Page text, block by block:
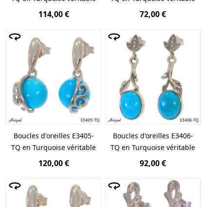
114,00 € 72,00 €
Boucles d'oreilles E3405-
TQ en Turquoise véritable
120,00 €
Boucles d'oreilles E3406-
TQ en Turquoise véritable
92,00 €